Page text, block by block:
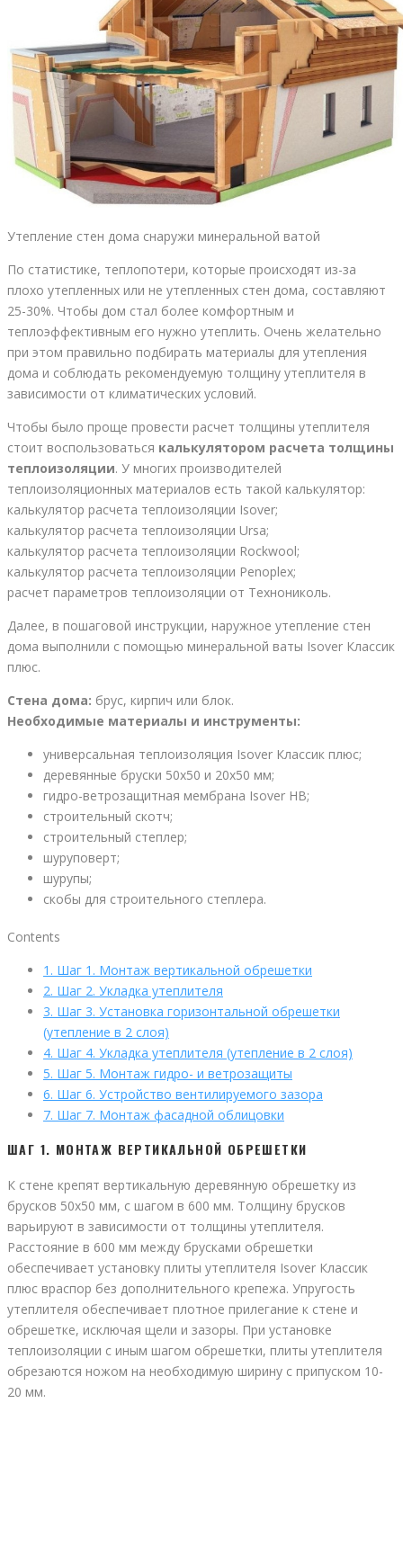
Утепление стен дома снаружи минеральной ватой
По статистике, теплопотери, которые происходят из-за
плохо утепленных или не утепленных стен дома, составляют
25-30%. Чтобы дом стал более комфортным и
теплоэффективным его нужно утеплить. Очень желательно
при этом правильно подбирать материалы для утепления
дома и соблюдать рекомендуемую толщину утеплителя в
зависимости от климатических условий.
Чтобы было проще провести расчет толщины утеплителя
стоит воспользоваться калькулятором расчета толщины
теплоизоляции. У многих производителей
теплоизоляционных материалов есть такой калькулятор:
калькулятор расчета теплоизоляции Isover;
калькулятор расчета теплоизоляции Ursa;
калькулятор расчета теплоизоляции Rockwool;
калькулятор расчета теплоизоляции Penoplex;
расчет параметров теплоизоляции от Технониколь.
Далее, в пошаговой инструкции, наружное утепление стен
дома выполнили с помощью минеральной ваты Isover Классик
плюс.
Стена дома: брус, кирпич или блок.
Необходимые материалы и инструменты:
универсальная теплоизоляция Isover Классик плюс;
деревянные бруски 50х50 и 20х50 мм;
гидро-ветрозащитная мембрана Isover HB;
строительный скотч;
строительный степлер;
шуруповерт;
шурупы;
скобы для строительного степлера.
Contents
1. Шаг 1. Монтаж вертикальной обрешетки
2. Шаг 2. Укладка утеплителя
3. Шаг 3. Установка горизонтальной обрешетки
(утепление в 2 слоя)
4. Шаг 4. Укладка утеплителя (утепление в 2 слоя)
5. Шаг 5. Монтаж гидро- и ветрозащиты
6. Шаг 6. Устройство вентилируемого зазора
7. Шаг 7. Монтаж фасадной облицовки
ШАГ 1. МОНТАЖ ВЕРТИКАЛЬНОЙ ОБРЕШЕТКИ
К стене крепят вертикальную деревянную обрешетку из
брусков 50х50 мм, с шагом в 600 мм. Толщину брусков
варьируют в зависимости от толщины утеплителя.
Расстояние в 600 мм между брусками обрешетки
обеспечивает установку плиты утеплителя Isover Классик
плюс враспор без дополнительного крепежа. Упругость
утеплителя обеспечивает плотное прилегание к стене и
обрешетке, исключая щели и зазоры. При установке
теплоизоляции с иным шагом обрешетки, плиты утеплителя
обрезаются ножом на необходимую ширину с припуском 10-
20 мм.